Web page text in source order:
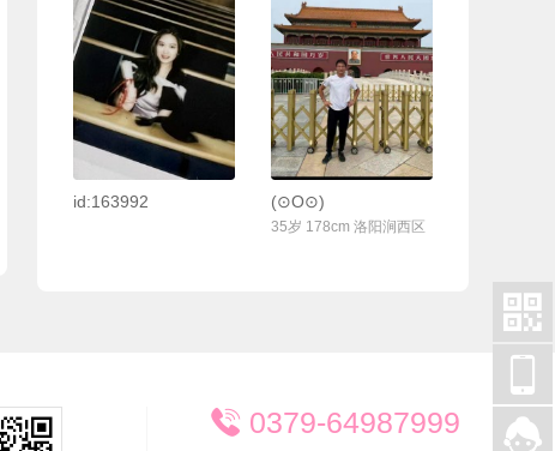
联系Ta
id:163992 (⊙O⊙)
35岁 178cm 洛阳涧西区
 0379-64987999

